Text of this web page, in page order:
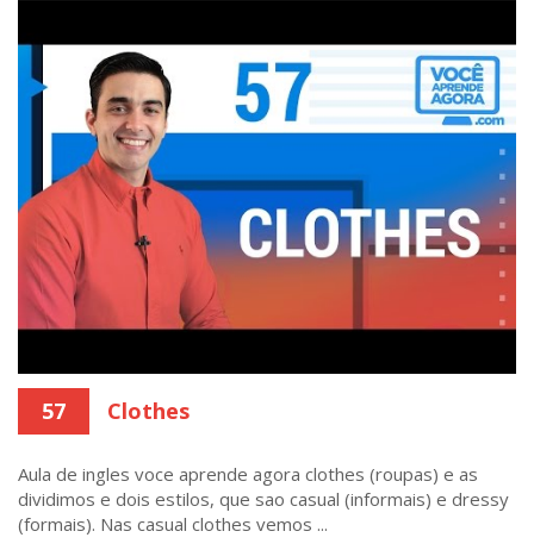
57 Clothes
Aula de ingles voce aprende agora clothes (roupas) e as
dividimos e dois estilos, que sao casual (informais) e dressy
(formais). Nas casual clothes vemos ...